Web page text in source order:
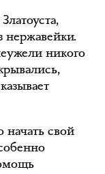
никого
начать свой